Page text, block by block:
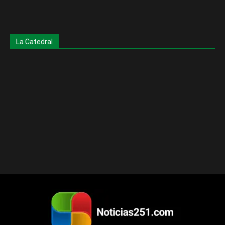
La Catedral